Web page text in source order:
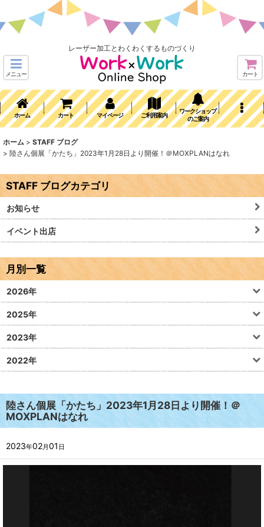
レーザー加工とわくわくするものづくり
メニュー カート
ホーム カート マイページ ご利用案内
ワークショップ
のご案内
ホーム > STAFF ブログ
> 陸さん個展「かたち」2023年1月28日より開催！＠MOXPLANはなれ
陸さん個展「かたち」2023年1月28日より開催！＠
MOXPLANはなれ
2023年02月01 日
STAFF ブログカテゴリ
お知らせ
イベント出店
月別一覧
2026年
2025年
2023年
2022年